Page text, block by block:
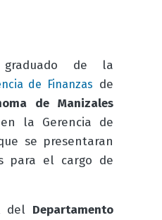
de la
de Finanzas de
de Manizales
la Gerencia de
se presentaran
para el cargo de
del Departamento